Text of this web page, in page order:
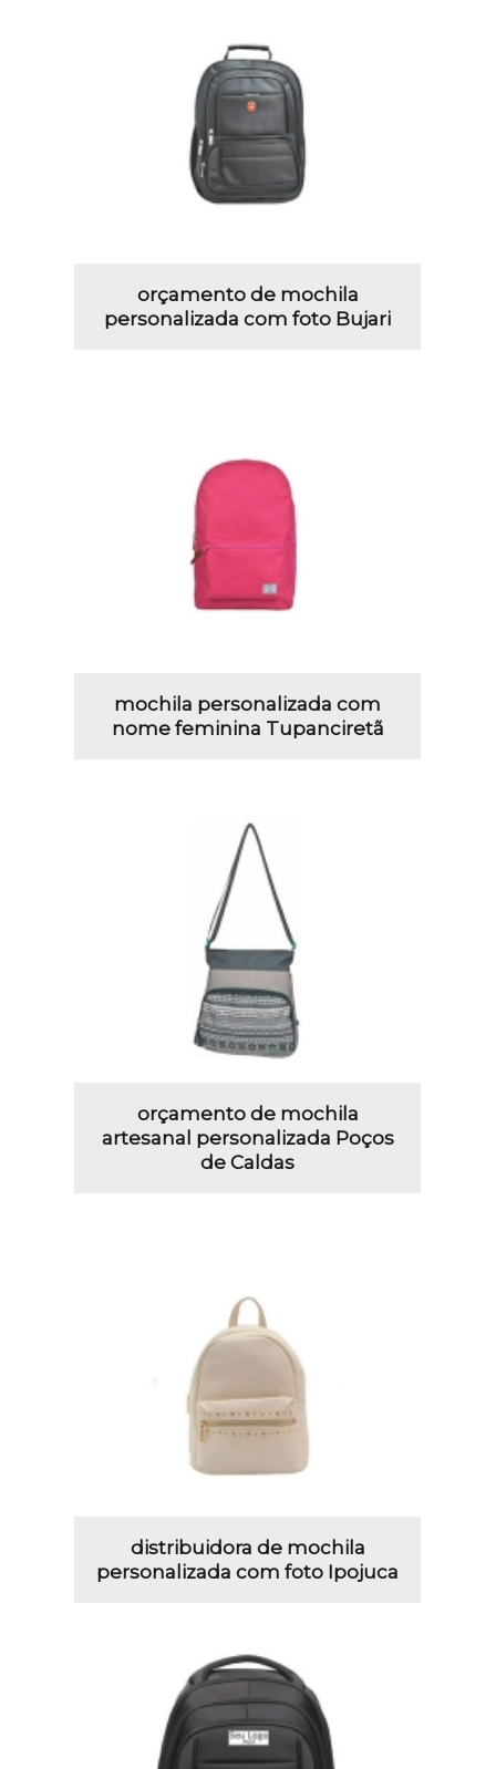
orçamento de mochila
personalizada com foto Bujari
mochila personalizada com
nome feminina Tupanciretã
orçamento de mochila
artesanal personalizada Poços
de Caldas
distribuidora de mochila
personalizada com foto Ipojuca